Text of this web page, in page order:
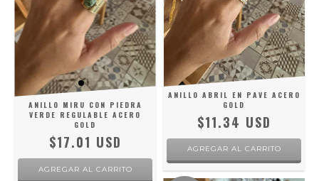
ANILLO MIRU CON PIEDRA
VERDE REGULABLE ACERO
GOLD
$17.01 USD
ANILLO ABRIL EN PAVE ACERO
GOLD
$11.34 USD
AGREGAR AL CARRITO